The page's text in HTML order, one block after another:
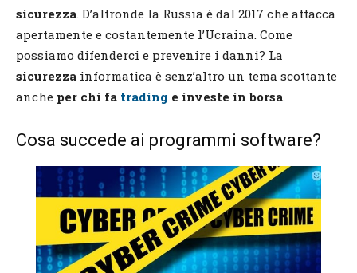
sicurezza. D’altronde la Russia è dal 2017 che attacca
apertamente e costantemente l’Ucraina. Come
possiamo difenderci e prevenire i danni? La
sicurezza informatica è senz’altro un tema scottante
anche per chi fa trading e investe in borsa.
Cosa succede ai programmi software?